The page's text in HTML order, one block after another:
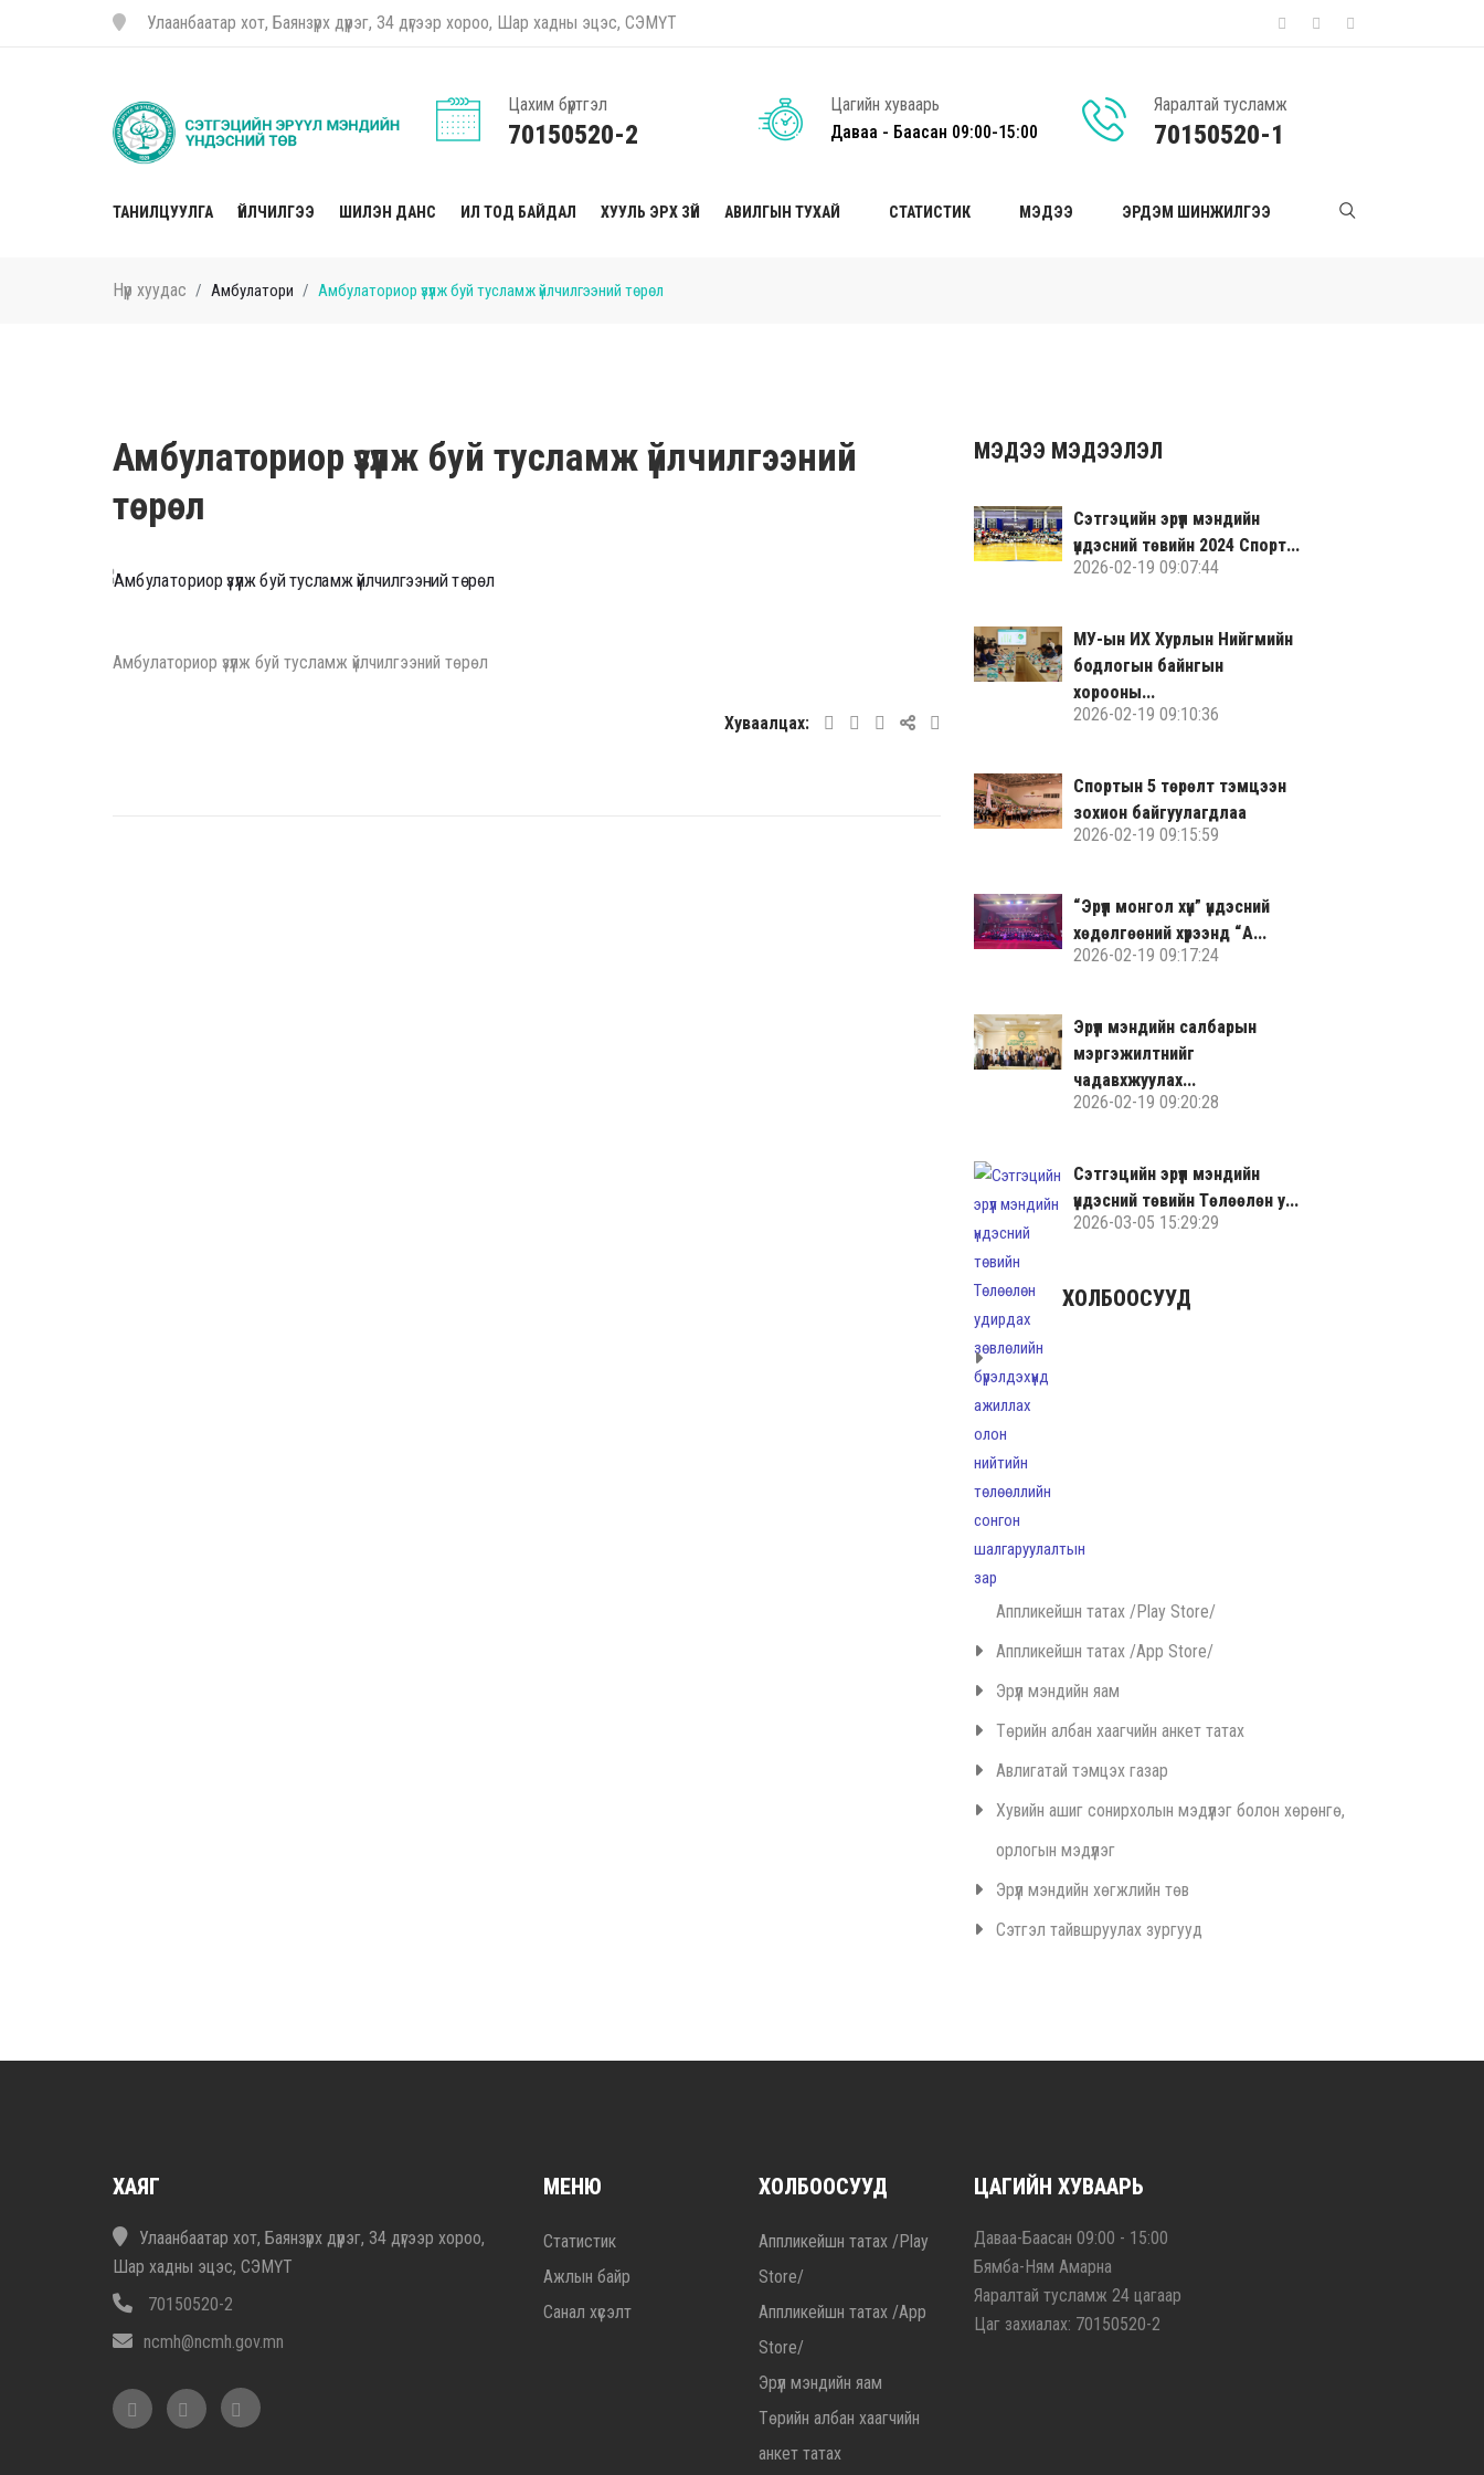
Улаанбаатар хот, Баянзүрх дүүрэг, 34 дүгээр хороо, Шар хадны эцэс, СЭМҮТ
Цахим бүртгэл
70150520-2
Цагийн хуваарь
Даваа - Баасан 09:00-15:00
Яаралтай тусламж
70150520-1
ТАНИЛЦУУЛГА ҮЙЛЧИЛГЭЭ ШИЛЭН ДАНС ИЛ ТОД БАЙДАЛ ХУУЛЬ ЭРХ ЗҮЙ АВИЛГЫН ТУХАЙ СТАТИСТИК МЭДЭЭ ЭРДЭМ ШИНЖИЛГЭЭ
Нүүр хуудас Амбулатори Амбулаториор үзүүлж буй тусламж үйлчилгээний төрөл
Амбулаториор үзүүлж буй тусламж үйлчилгээний
төрөл
Амбулаториор үзүүлж буй тусламж үйлчилгээний төрөл
Хуваалцах:
МЭДЭЭ МЭДЭЭЛЭЛ
Сэтгэцийн эрүүл мэндийн
үндэсний төвийн 2024 Спорт...
2026-02-19 09:07:44
МУ-ын ИХ Хурлын Нийгмийн
бодлогын байнгын
хорооны...
2026-02-19 09:10:36
Спортын 5 төрөлт тэмцээн
зохион байгуулагдлаа
2026-02-19 09:15:59
“Эрүүл монгол хүн” үндэсний
хөдөлгөөний хүрээнд “А...
2026-02-19 09:17:24
Эрүүл мэндийн салбарын
мэргэжилтнийг
чадавхжуулах...
2026-02-19 09:20:28
Сэтгэцийн эрүүл мэндийн
үндэсний төвийн Төлөөлөн у...
2026-03-05 15:29:29
ХОЛБООСУУД
Аппликейшн татах /Play Store/
Аппликейшн татах /App Store/
Эрүүл мэндийн яам
Төрийн албан хаагчийн анкет татах
Авлигатай тэмцэх газар
Хувийн ашиг сонирхолын мэдүүлэг болон хөрөнгө,
орлогын мэдүүлэг
Эрүүл мэндийн хөгжлийн төв
Сэтгэл тайвшруулах зургууд
ХАЯГ
Улаанбаатар хот, Баянзүрх дүүрэг, 34 дүгээр хороо,
Шар хадны эцэс, СЭМҮТ
70150520-2
ncmh@ncmh.gov.mn
МЕНЮ
Статистик
Ажлын байр
Санал хүсэлт
ХОЛБООСУУД
Аппликейшн татах /Play
Store/
Аппликейшн татах /App
Store/
Эрүүл мэндийн яам
Төрийн албан хаагчийн
анкет татах
ЦАГИЙН ХУВААРЬ
Даваа-Баасан 09:00 - 15:00
Бямба-Ням Амарна
Яаралтай тусламж 24 цагаар
Цаг захиалах: 70150520-2